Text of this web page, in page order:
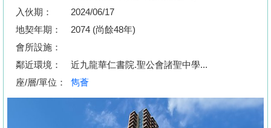
揭
產
博
客
入伙期：
2024/06/17
地契年期：
2074 (尚餘48年)
會所設施：
鄰近環境：
近九龍華仁書院.聖公會諸聖中學...
座/層/單位：
雋薈